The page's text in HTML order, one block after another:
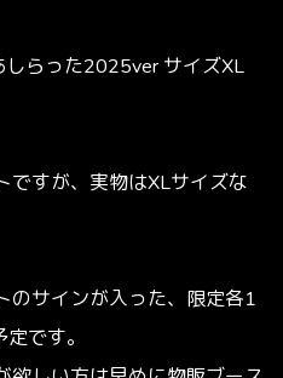
しらった2025ver サイズXL
ですが、実物はXLサイズな
のサインが入った、限定各1
です。